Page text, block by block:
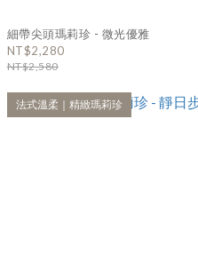
細帶尖頭瑪莉珍 - 微光優雅
NT$2,280
NT$2,580
法式溫柔｜精緻瑪莉珍